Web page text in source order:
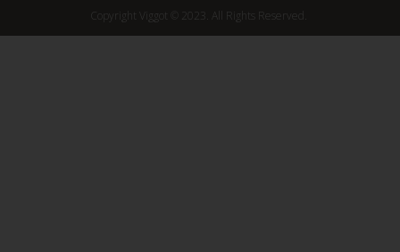
Copyright Viggot © 2023. All Rights Reserved.